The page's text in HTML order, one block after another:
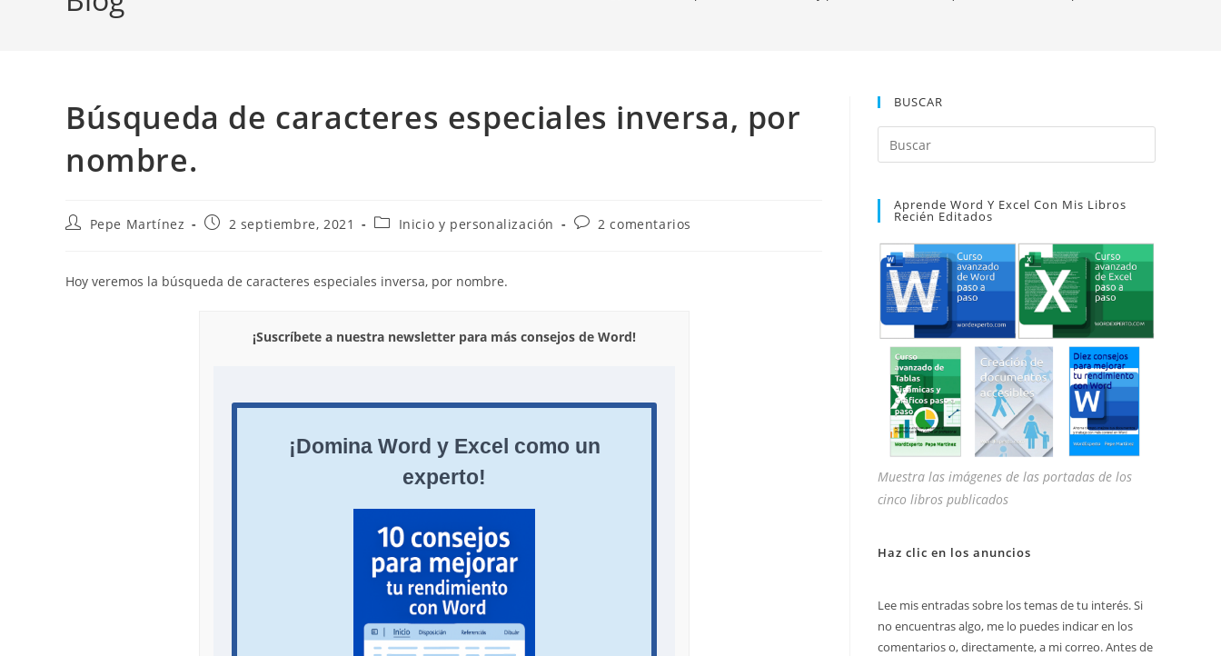
Búsqueda de caracteres especiales inversa, por
nombre.
Autor
entrada:
Pepe Martínez
Publicación
entrada:
2 septiembre, 2021
Categoría
entrada:
Inicio y personalización
Comentarios
2 comentarios
Hoy veremos la búsqueda de caracteres especiales inversa, por nombre.
¡Suscríbete a nuestra newsletter para más consejos de Word!
BUSCAR
Escape
Aprende Word Y Excel Con Mis Libros
Recién Editados
Muestra las imágenes de las portadas de los
cinco libros publicados
Haz clic en los anuncios
Lee mis entradas sobre los temas de tu interés. Si
no encuentras algo, me lo puedes indicar en los
comentarios o, directamente, a mi correo. Antes de